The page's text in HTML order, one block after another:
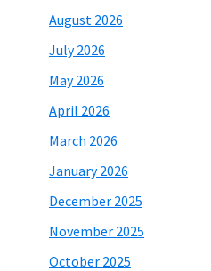
August 2026
July 2026
May 2026
April 2026
March 2026
January 2026
December 2025
November 2025
October 2025